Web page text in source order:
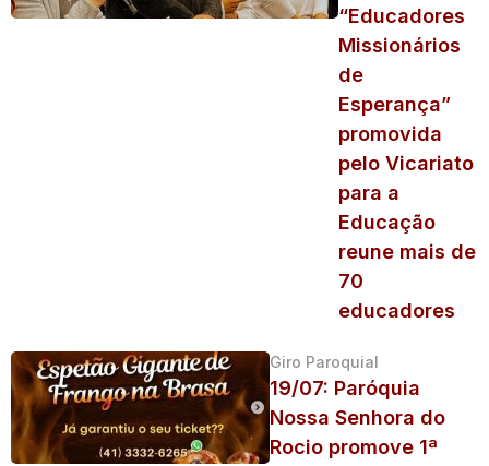
“Educadores
Missionários
de
Esperança”
promovida
pelo Vicariato
para a
Educação
reune mais de
70
educadores
Giro Paroquial
19/07: Paróquia
Nossa Senhora do
Rocio promove 1ª